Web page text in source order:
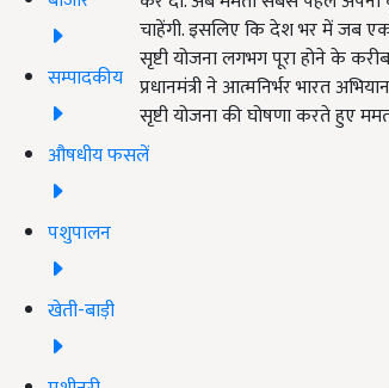
सम्पादकीय
औषधीय फसलें
पशुपालन
खेती-बाड़ी
चाहेंगी. इसलिए कि देश भर में जब
सृष्टी योजना लगभग पूरा होने के
प्रधानमंत्री ने आत्मनिर्भर भारत
सृष्टी योजना की घोषणा करते हुए